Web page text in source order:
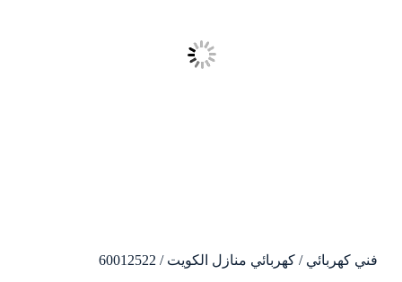
فني كهربائي / كهربائي منازل الكويت / 60012522